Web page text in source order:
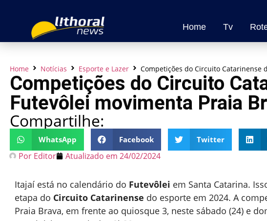
Home Tv
Home Notícias Esporte e Lazer Competições do Circuito Catarinense
Competições do Circuito
Futevôlei movimenta Praia
Compartilhe:
WhatsApp Facebook Twitter
Por Editor Atualizado em 24/02/2024
Itajaí está no calendário do Futevôlei em Santa Catarina.
etapa do Circuito Catarinense do esporte em 2024. A
Praia Brava, em frente ao quiosque 3, neste sábado (24) e